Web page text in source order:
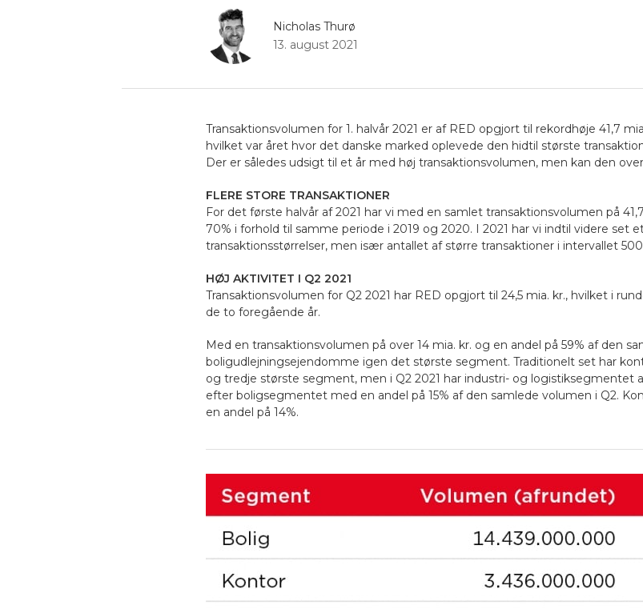
Nicholas Thurø
13. august 2021
Transaktionsvolumen for 1. halvår 2021 er af RED opgjort til rekordhøje 41,7
hvilket var året hvor det danske marked oplevede den hidtil største
Der er således udsigt til et år med høj transaktionsvolumen, men kan den
FLERE STORE TRANSAKTIONER
For det første halvår af 2021 har vi med en samlet transaktionsvolumen på
70% i forhold til samme periode i 2019 og 2020. I 2021 har vi indtil videre set
transaktionsstørrelser, men især antallet af større transaktioner i intervallet
HØJ AKTIVITET I Q2 2021
Transaktionsvolumen for Q2 2021 har RED opgjort til 24,5 mia. kr., hvilket i
de to foregående år.
Med en transaktionsvolumen på over 14 mia. kr. og en andel på 59% af den
boligudlejningsejendomme igen det største segment. Traditionelt set har
og tredje største segment, men i Q2 2021 har industri- og logistiksegmentet
efter boligsegmentet med en andel på 15% af den samlede volumen i Q2.
en andel på 14%.